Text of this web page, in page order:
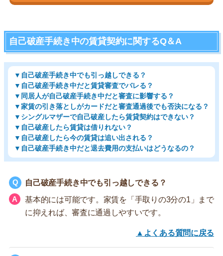
自己破産手続き中の賃貸契約に関するQ＆A
▼自己破産手続き中でも引っ越しできる？
▼自己破産手続き中だと賃貸審査でバレる？
▼同居人が自己破産手続き中だと審査に影響する？
▼家賃の引き落としがカードだと審査通過後でも否決になる？
▼シングルマザーで自己破産したら賃貸契約はできない？
▼自己破産したら賃貸は借りれない？
▼自己破産したら今の賃貸は追い出される？
▼自己破産手続き中だと退去費用の支払いはどうなるの？
自己破産手続き中でも引っ越しできる？
基本的には可能です。家賃を「手取りの3分の1」まで
に抑えれば、審査に通過しやすいです。
▲よくある質問に戻る